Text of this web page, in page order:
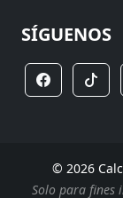
SÍGUENOS
© 2026
Solo para fines